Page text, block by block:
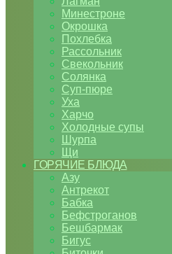
Минестроне
Окрошка
Похлебка
Рассольник
Свекольник
Солянка
Суп-пюре
Уха
Харчо
Холодные супы
Шурпа
Щи
ГОРЯЧИЕ БЛЮДА
Азу
Антрекот
Бабка
Бефстроганов
Бешбармак
Бигус